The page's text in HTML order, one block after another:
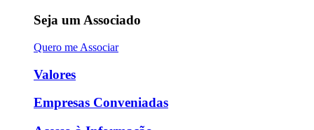
Seja um Associado
Quero me Associar
Valores
Empresas Conveniadas